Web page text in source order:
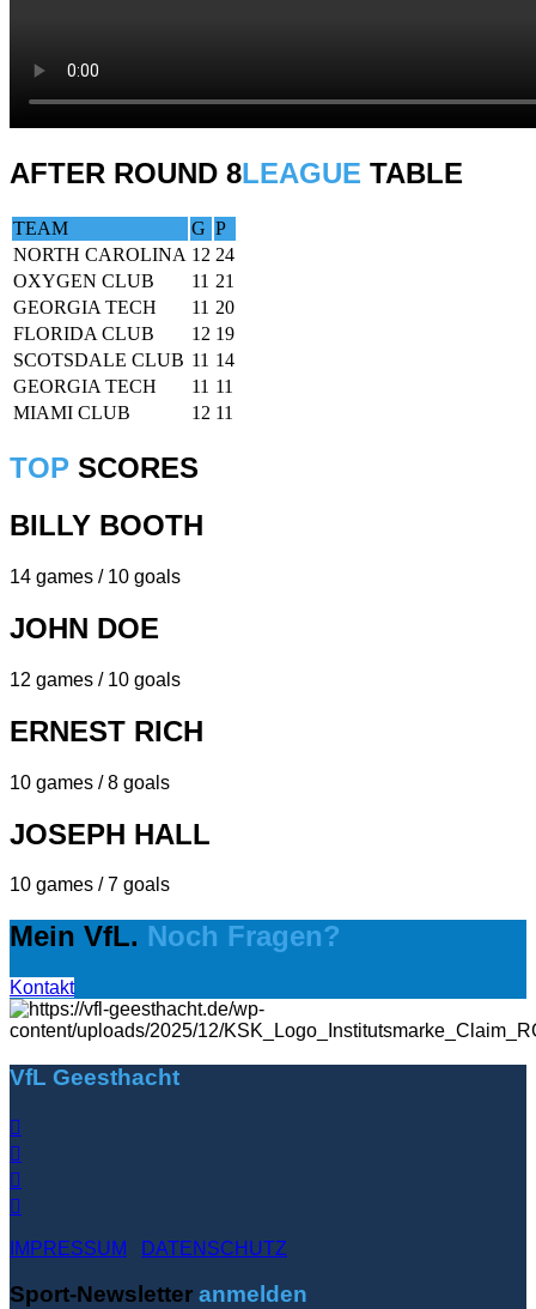
AFTER ROUND 8LEAGUE TABLE
TEAM G P
NORTH CAROLINA 12 24
OXYGEN CLUB
11 21
GEORGIA TECH
11 20
FLORIDA CLUB
12 19
SCOTSDALE CLUB 11 14
GEORGIA TECH
11 11
MIAMI CLUB
12 11
TOP SCORES
BILLY BOOTH
14 games / 10 goals
JOHN DOE
12 games / 10 goals
ERNEST RICH
10 games / 8 goals
JOSEPH HALL
10 games / 7 goals
Mein VfL. Noch Fragen?
Kontakt
VfL Geesthacht
IMPRESSUM DATENSCHUTZ
Sport-Newsletter anmelden